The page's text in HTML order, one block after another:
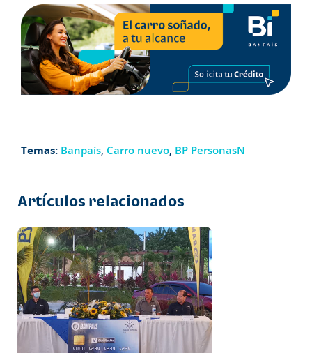
Temas: Banpaís, Carro nuevo, BP PersonasN
Artículos relacionados